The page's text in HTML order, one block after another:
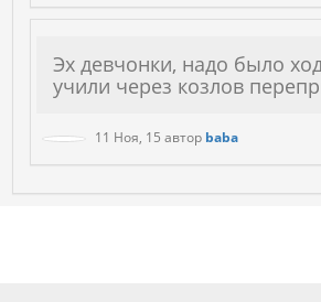
Эх девчонки, надо было
учили через козлов
11 Ноя, 15 автор baba